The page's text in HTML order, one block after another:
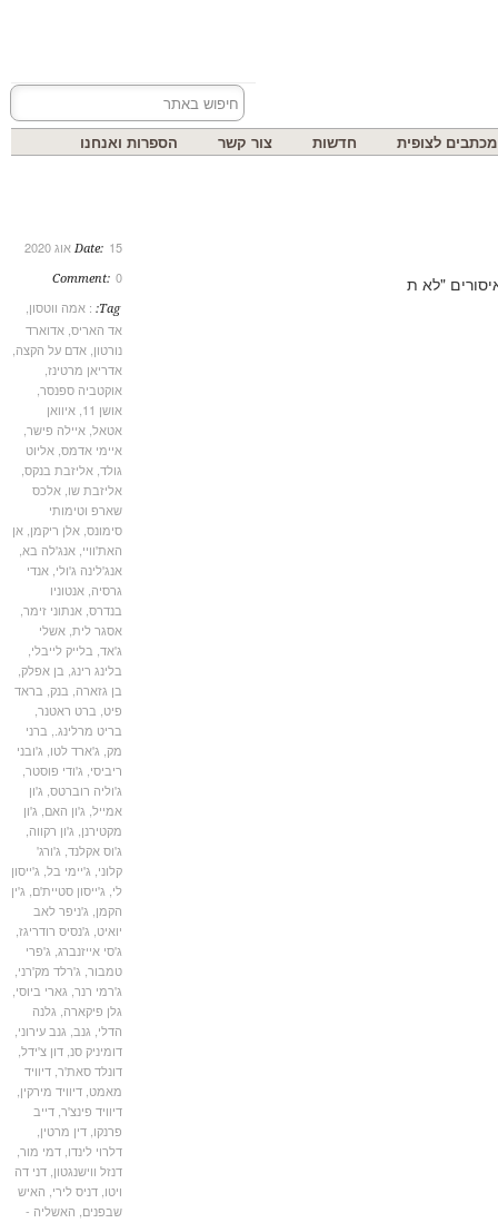
לצופית חדשות צור קשר הספרות ואנחנו
Date:
Comment:
: אמה ווטסון,
אד האריס,אדוארד
נורטון,אדם על הקצה,
אדריאן מרטינז,
אוקטביה ספנסר,
אושן 11
, איוואן
אטאל,איילה פישר,
איימי אדמס,אליוט
,אליזבת בנקס,
אליזבת שו,אלכס
שארפ וטימותי
סימונס,אלן ריקמן,אן
האת'וויי,אנג'לה בא,
אנג'לינה ג'ולי ,אנדי
גרסיה,אנטוניו
בנדרס,אנתוני זימר,
אסגר לית ,אשלי
,בלייק לייבלי,
בלינג רינג ,בן אפלק,
בן גזארה,בנק ,בראד
,ברט ראטנר,
בריט מרלינג.,ברני
ג'ארד לטו,ג'ובני
ריביסי,ג'ודי פוסטר,
ג'וליה רוברטס,ג'ון
אמייל,ג'ון האם ,ג'ון
מקטירנן,ג'ון רקווה,
ג'וס אקלנד,ג'ורג'
קלוני,ג'יימי בל, ג'ייסון
ג'ייסון סטיית'ם,ג'ין
הקמן,ג'ניפר לאב
יואיט,ג'נסיס רודריגז,
ג'סי אייזנברג,ג'פרי
טמבור,ג'רלד מק'רני,
ג'רמי רנר ,גארי ביוסי,
גלן פיקארה,גלנה
הדלי,גנב ,גנב עירוני,
דומיניק סנ,דון צ'ידל,
דונלד סאת'ר,דיוויד
מאמט,דיוויד מירקין,
דיוויד פינצ'ר,דייב
פרנקו,דין מרטין,
דלרוי לינדו,דמי מור
דנזל ווישנגטון,דני דה
,דניס לירי ,האיש
שבפנים,האשליה -
"לא ת